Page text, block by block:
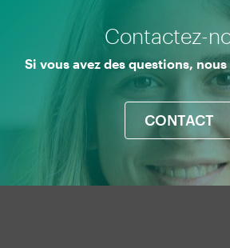
Contactez-
Si vous avez des questions,
CONTACT